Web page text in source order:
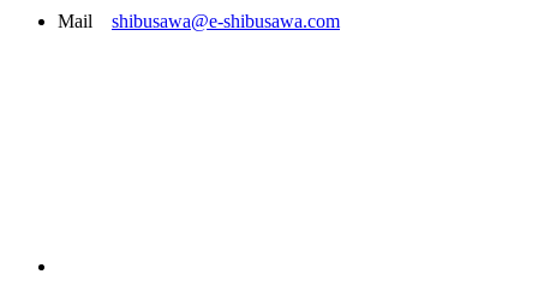
Mail shibusawa@e-shibusawa.com